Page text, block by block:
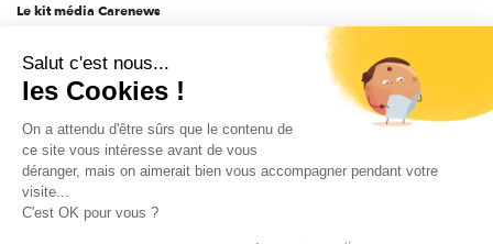
Le kit média Carenews
AEF info
Novethic
PRODURABLE
Inclusiv Day
Salut c'est nous...
les Cookies !
On a attendu d'être sûrs que le contenu de
ce site vous intéresse avant de vous
déranger, mais on aimerait bien vous accompagner pendant votre
visite...
C'est OK pour vous ?